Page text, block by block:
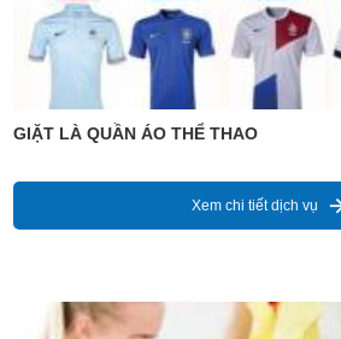
GIẶT LÀ QUẦN ÁO THỂ THAO
Xem chi tiết dịch vụ